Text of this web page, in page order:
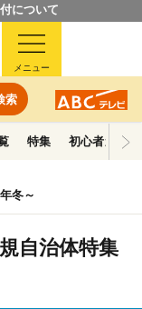
について
索
メニュー
特集 初心者ガイド
冬～
自治体特集